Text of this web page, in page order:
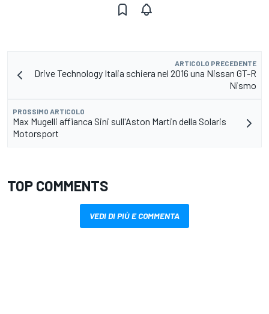
ARTICOLO PRECEDENTE
Drive Technology Italia schiera nel 2016 una Nissan GT-R
Nismo
PROSSIMO ARTICOLO
Max Mugelli affianca Sini sull'Aston Martin della Solaris
Motorsport
TOP COMMENTS
VEDI DI PIÙ E COMMENTA